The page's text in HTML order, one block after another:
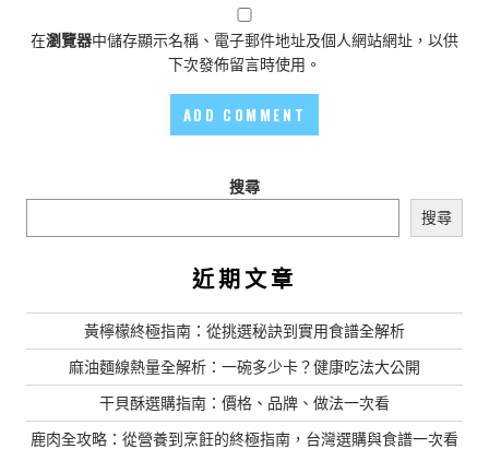
在瀏覽器中儲存顯示名稱、電子郵件地址及個人網站網址，以供
下次發佈留言時使用。
搜尋
搜尋
近期文章
黃檸檬終極指南：從挑選秘訣到實用食譜全解析
麻油麵線熱量全解析：一碗多少卡？健康吃法大公開
干貝酥選購指南：價格、品牌、做法一次看
鹿肉全攻略：從營養到烹飪的終極指南，台灣選購與食譜一次看